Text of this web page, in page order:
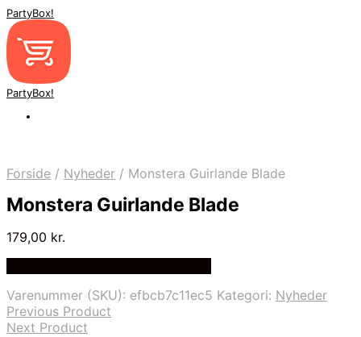
PartyBox!
PartyBox!
Forside / Nyheder / Monstera Guirlande Blade
Monstera Guirlande Blade
179,00 kr.
Varenummer (SKU): efbcb7c11ec5 Kategori: Nyheder
Previous Product
Next Product